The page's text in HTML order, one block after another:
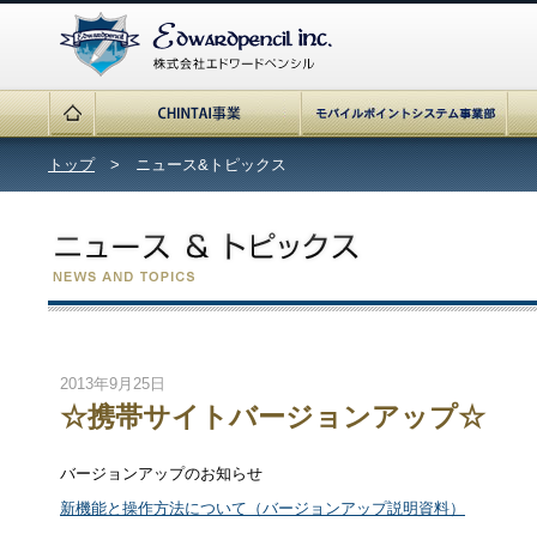
トップ> ニュース&トピックス
2013年9月25日
☆携帯サイトバージョンアップ☆
バージョンアップのお知らせ
新機能と操作方法について（バージョンアップ説明資料）